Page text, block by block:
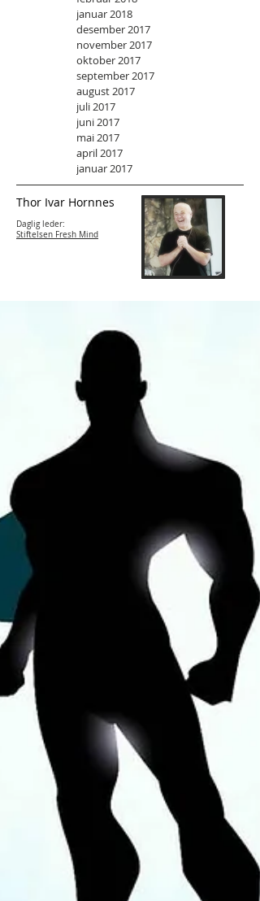
Thor Ivar Hornnes
Daglig leder:
Stiftelsen Fresh Mind
januar 2018
desember 2017
november 2017
oktober 2017
september 2017
august 2017
juli 2017
juni 2017
mai 2017
april 2017
januar 2017